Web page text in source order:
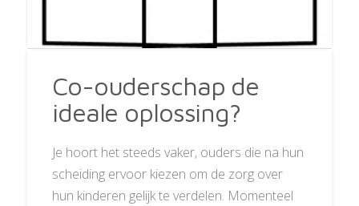
Co-ouderschap de
ideale oplossing?
Je hoort het steeds vaker, ouders die na hun
scheiding ervoor kiezen om de zorg over
hun kinderen gelijk te verdelen. Momenteel